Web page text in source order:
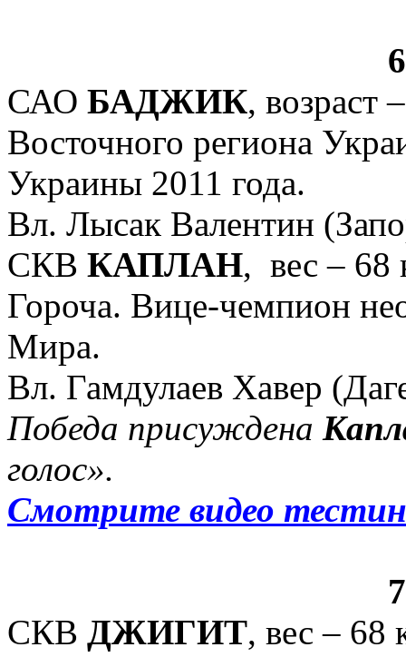
САО БАДЖИК, возраст
Восточного региона
Украины 2011 года.
Вл. Лысак Валентин
СКВ КАПЛАН, вес – 68
Гороча. Вице-чемпион
Мира.
Вл. Гамдулаев Хавер
Победа присуждена
голос».
Смотрите видео
СКВ ДЖИГИТ, вес – 68